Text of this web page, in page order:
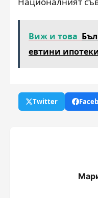
Виж и това
евтини
Twitter